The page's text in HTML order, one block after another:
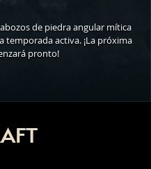
de piedra angular mítica
activa. ¡La próxima
pronto!